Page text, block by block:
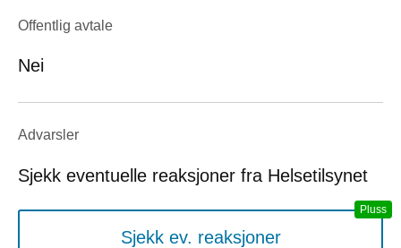
Offentlig avtale
Nei
Advarsler
Sjekk eventuelle reaksjoner fra Helsetilsynet
Sjekk ev. reaksjoner